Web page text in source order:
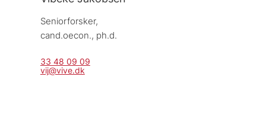
Seniorforsker,
cand.oecon., ph.d.
33 48 09 09
vij@vive.dk